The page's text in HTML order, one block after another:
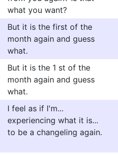
what you want?
But it is the first of the
month again and guess
what.
But it is the 1 st of the
month again and guess
what.
I feel as if I'm...
experiencing what it is...
to be a changeling again.